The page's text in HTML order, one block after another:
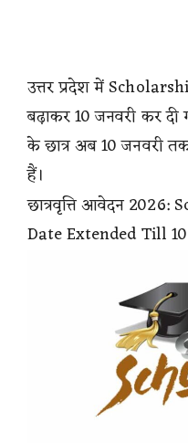
उत्तर प्रदेश में
बढ़ाकर 10 जनवरी कर
के छात्र अब 10
हैं।
छात्रवृत्ति आवेदन
Date Extended Till